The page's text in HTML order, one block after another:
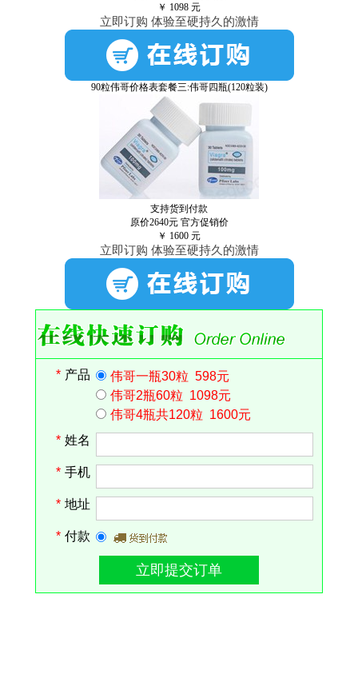
￥ 1098 元
立即订购 体验至硬持久的激情
90粒伟哥价格表套餐三:伟哥四瓶(120粒装)
支持货到付款
原价2640元 官方促销价
￥ 1600 元
立即订购 体验至硬持久的激情